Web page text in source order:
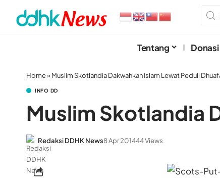
Tentang Donasi
Home»Muslim Skotlandia Dakwahkan Islam Lewat Peduli
INFO DD
Muslim Skotlandia
Redaksi DDHK News8 Apr 201444 Views